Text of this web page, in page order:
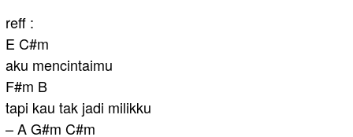
reff :
E C#m
aku mencintaimu
F#m B
tapi kau tak jadi milikku
– A G#m C#m